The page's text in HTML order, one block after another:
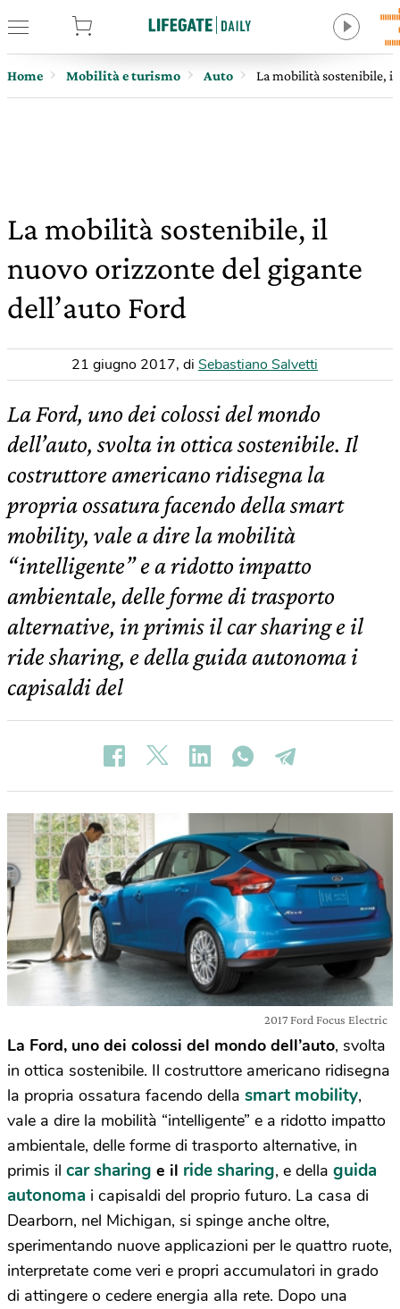
Home Mobilità e turismo Auto La mobilità sostenibile, il
La mobilità sostenibile, il
nuovo orizzonte del gigante
dell’auto Ford
21 giugno 2017, di Sebastiano Salvetti
La Ford, uno dei colossi del mondo
dell’auto, svolta in ottica sostenibile. Il
costruttore americano ridisegna la
propria ossatura facendo della smart
mobility, vale a dire la mobilità
“intelligente” e a ridotto impatto
ambientale, delle forme di trasporto
alternative, in primis il car sharing e il
ride sharing, e della guida autonoma i
capisaldi del
2017 Ford Focus Electric
La Ford, uno dei colossi del mondo dell’auto, svolta
in ottica sostenibile. Il costruttore americano ridisegna
la propria ossatura facendo della smart mobility,
vale a dire la mobilità “intelligente” e a ridotto impatto
ambientale, delle forme di trasporto alternative, in
primis il car sharing e il ride sharing, e della guida
autonoma i capisaldi del proprio futuro. La casa di
Dearborn, nel Michigan, si spinge anche oltre,
sperimentando nuove applicazioni per le quattro ruote,
interpretate come veri e propri accumulatori in grado
di attingere o cedere energia alla rete. Dopo una